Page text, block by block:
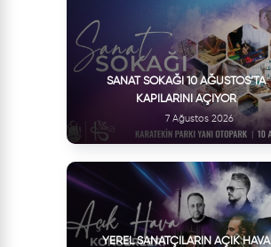
SANAT SOKAĞI 10 AĞUSTOS’TA
KAPILARINI AÇIYOR
7 Ağustos 2026
YEREL SANATÇILARIN AÇIK HAVA